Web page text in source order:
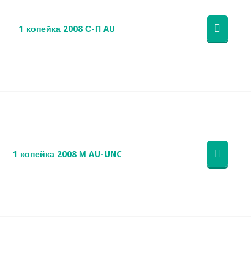
1 копейка 2008 С-П AU
1 копейка 2008 М AU-UNC